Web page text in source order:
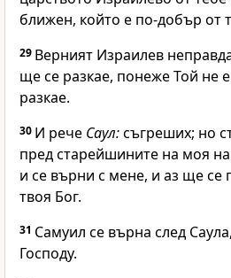
ближен, който е по-добър от
29 Верният Израилев
ще се разкае, понеже Той не
разкае.
30 И рече Саул:съгреших; но
пред старейшините на моя
и се върни с мене, и аз ще се
твоя Бог.
31 Самуил се върна след
Господу.